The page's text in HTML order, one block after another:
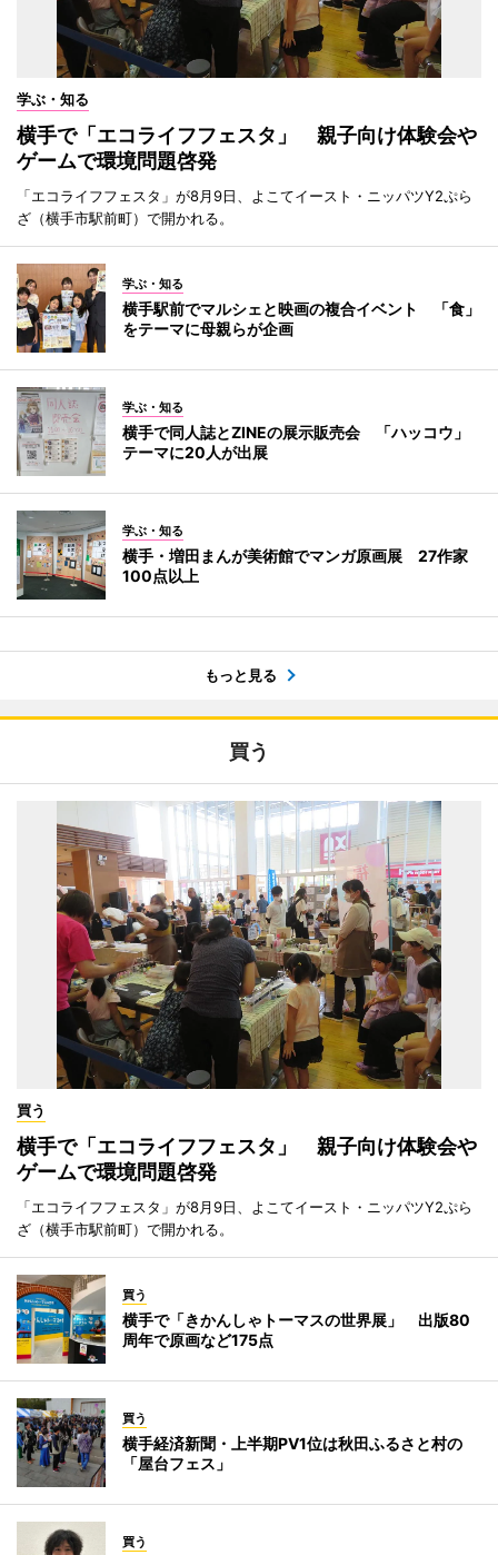
学ぶ・知る
横手で「エコライフフェスタ」 親子向け体験会や
ゲームで環境問題啓発
「エコライフフェスタ」が8月9日、よこてイースト・ニッパツY2ぷら
ざ（横手市駅前町）で開かれる。
学ぶ・知る
横手駅前でマルシェと映画の複合イベント 「食」
をテーマに母親らが企画
学ぶ・知る
横手で同人誌とZINEの展示販売会 「ハッコウ」
テーマに20人が出展
学ぶ・知る
横手・増田まんが美術館でマンガ原画展 27作家
100点以上
もっと見る
買う
買う
横手で「エコライフフェスタ」 親子向け体験会や
ゲームで環境問題啓発
「エコライフフェスタ」が8月9日、よこてイースト・ニッパツY2ぷら
ざ（横手市駅前町）で開かれる。
買う
横手で「きかんしゃトーマスの世界展」 出版80
周年で原画など175点
買う
横手経済新聞・上半期PV1位は秋田ふるさと村の
「屋台フェス」
買う